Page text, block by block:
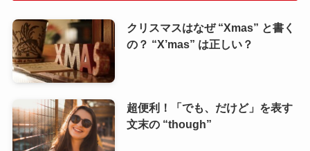
クリスマスはなぜ “Xmas” と書く
の？ “X’mas” は正しい？
超便利！「でも、だけど」を表す
文末の “though”